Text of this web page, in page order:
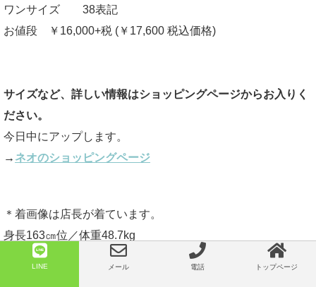
ワンサイズ 38表記
お値段 ￥16,000+税 (￥17,600 税込価格)
サイズなど、詳しい情報はショッピングページからお入りく
ださい。
今日中にアップします。
→ ネオのショッピングページ
＊着画像は店長が着ています。
身長163㎝位／体重48.7kg
体型の特徴として
LINE メール 電話 トップページ